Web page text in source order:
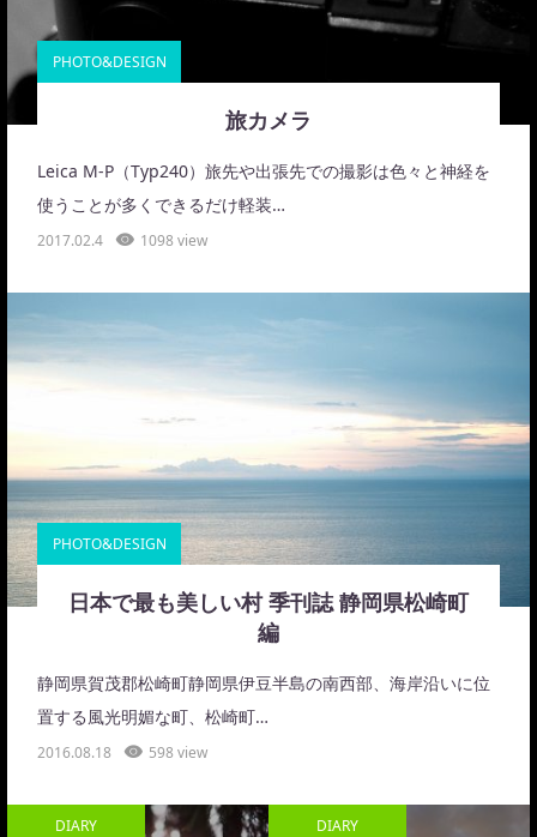
PHOTO&DESIGN
旅カメラ
Leica M-P（Typ240）旅先や出張先での撮影は色々と神経を
使うことが多くできるだけ軽装…
2017.02.4 1098 view
PHOTO&DESIGN
日本で最も美しい村 季刊誌 静岡県松崎町
編
静岡県賀茂郡松崎町静岡県伊豆半島の南西部、海岸沿いに位
置する風光明媚な町、松崎町…
2016.08.18 598 view
DIARY DIARY